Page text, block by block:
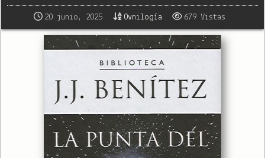
20 junio, 2025 Ovnilogía 679 Vistas